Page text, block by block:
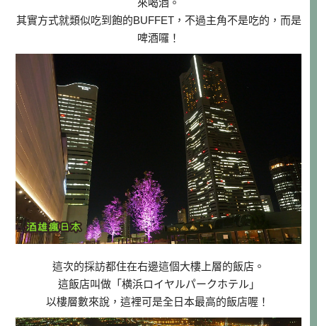
來喝酒。
其實方式就類似吃到飽的BUFFET，不過主角不是吃的，而是
啤酒囉！
這次的採訪都住在右邊這個大樓上層的飯店。
這飯店叫做「横浜ロイヤルパークホテル」
以樓層數來說，這裡可是全日本最高的飯店喔！